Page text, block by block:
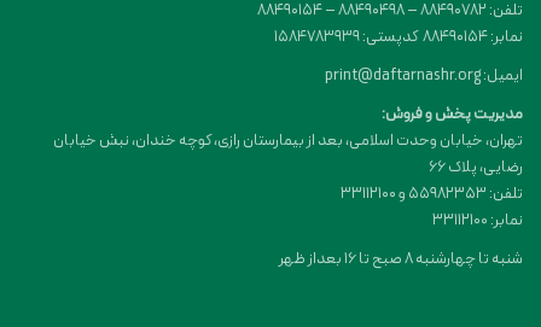
تلفن: 88490782 – 88490498 – 88490154
نمابر: 88490154 کدپستی: 1584783939
ایمیل: print@daftarnashr.org
مدیریت پخش و فروش:
تهران، خیابان وحدت اسلامی، بعد از بیمارستان رازی، کوچه خندان، نبش خیابان
رضایی، پلاک ۶۶
تلفن: 55982353 و 33112100
نمابر: 33112100
شنبه تا چهارشنبه 8 صبح تا 16 بعداز ظهر